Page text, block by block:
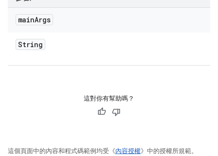
mainArgs
String
這對你有幫助嗎？
這個頁面中的內容和程式碼範例均受《內容授權》中的授權所規範。